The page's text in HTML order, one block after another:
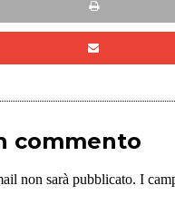
commento
non sarà pubblicato. I